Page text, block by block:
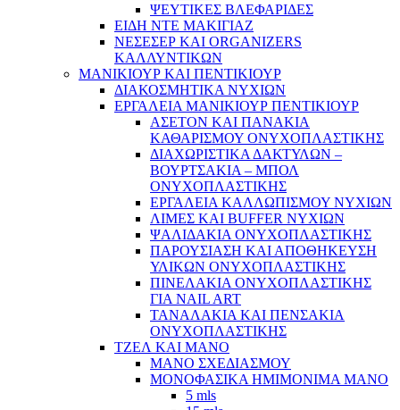
ΨΕΥΤΙΚΕΣ ΒΛΕΦΑΡΙΔΕΣ
ΕΙΔΗ ΝΤΕ ΜΑΚΙΓΙΑΖ
ΝΕΣΕΣΕΡ ΚΑΙ ORGANIZERS
ΚΑΛΛΥΝΤΙΚΩΝ
ΜΑΝΙΚΙΟΥΡ ΚΑΙ ΠΕΝΤΙΚΙΟΥΡ
ΔΙΑΚΟΣΜΗΤΙΚΑ ΝΥΧΙΩΝ
ΕΡΓΑΛΕΙΑ ΜΑΝΙΚΙΟΥΡ ΠΕΝΤΙΚΙΟΥΡ
ΑΣΕΤΟΝ ΚΑΙ ΠΑΝΑΚΙΑ
ΚΑΘΑΡΙΣΜΟΥ ΟΝΥΧΟΠΛΑΣΤΙΚΗΣ
ΔΙΑΧΩΡΙΣΤΙΚΑ ΔΑΚΤΥΛΩΝ –
ΒΟΥΡΤΣΑΚΙΑ – ΜΠΟΛ
ΟΝΥΧΟΠΛΑΣΤΙΚΗΣ
ΕΡΓΑΛΕΙΑ ΚΑΛΛΩΠΙΣΜΟΥ ΝΥΧΙΩΝ
ΛΙΜΕΣ ΚΑΙ BUFFER ΝΥΧΙΩΝ
ΨΑΛΙΔΑΚΙΑ ΟΝΥΧΟΠΛΑΣΤΙΚΗΣ
ΠΑΡΟΥΣΙΑΣΗ ΚΑΙ ΑΠΟΘΗΚΕΥΣΗ
ΥΛΙΚΩΝ ΟΝΥΧΟΠΛΑΣΤΙΚΗΣ
ΠΙΝΕΛΑΚΙΑ ΟΝΥΧΟΠΛΑΣΤΙΚΗΣ
ΓΙΑ NAIL ART
ΤΑΝΑΛΑΚΙΑ ΚΑΙ ΠΕΝΣΑΚΙΑ
ΟΝΥΧΟΠΛΑΣΤΙΚΗΣ
ΤΖΕΛ ΚΑΙ ΜΑΝΟ
ΜΑΝΟ ΣΧΕΔΙΑΣΜΟΥ
ΜΟΝΟΦΑΣΙΚΑ ΗΜΙΜΟΝΙΜΑ ΜΑΝΟ
5 mls